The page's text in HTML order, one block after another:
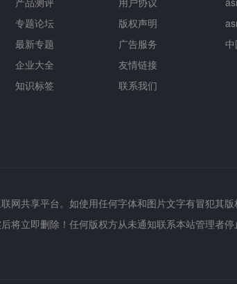
专题论坛
最新专题
企业大全
知识标签
版权声明
广告服务
友情链接
联系我们
网共享平台。如使用任何字体和图片文字有冒犯其
将立即删除！任何版权方从未通知联系本站管理者